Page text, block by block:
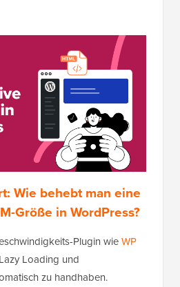
Wie behebt man eine
Größe in WordPress?
Plugin wieWP
Loading und
zu handhaben.